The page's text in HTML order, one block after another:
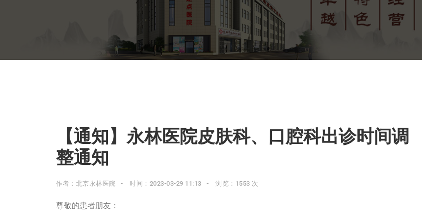
【通知】永林医院皮肤科、口腔科出诊时间调
整通知
作者：北京永林医院 时间：2023-03-29 11:13 浏览：1553 次
尊敬的患者朋友：